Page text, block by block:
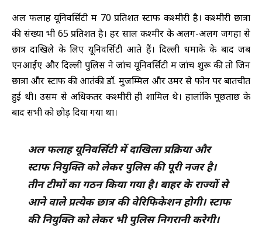
अल फलाह यूनिवर्सिटी में 70 प्रतिशत स्टाफ कश्मीरी है। कश्मीरी छात्रों
की संख्या भी 65 प्रतिशत है। हर साल कश्मीर के अलग-अलग जगहों से
छात्र दाखिले के लिए यूनिवर्सिटी आते हैं। दिल्ली धमाके के बाद जब
एनआईए और दिल्ली पुलिस ने जांच यूनिवर्सिटी में जांच शुरू की तो जिन
छात्राें और स्टाफ की आतंकी डाॅ. मुजम्मिल और उमर से फोन पर बातचीत
हुई थी। उसमें से अधिकतर कश्मीरी ही शामिल थे। हालांकि पूछताछ के
बाद सभी को छोड़ दिया गया था।
अल फलाह यूनिवर्सिटी में दाखिला प्रक्रिया और
स्टाफ नियुक्ति को लेकर पुलिस की पूरी नजर है।
तीन टीमों का गठन किया गया है। बाहर के राज्यों से
आने वाले प्रत्येक छात्र की वेरिफिकेशन होगी। स्टाफ
की नियुक्ति को लेकर भी पुलिस निगरानी करेगी।